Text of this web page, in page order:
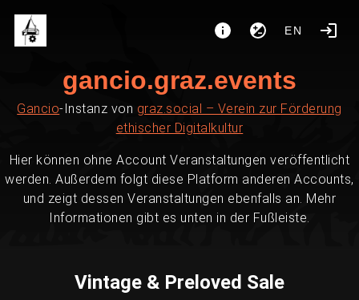
EN
gancio.graz.events
Gancio-Instanz von graz.social – Verein zur Förderung
ethischer Digitalkultur
Hier können ohne Account Veranstaltungen veröffentlicht
werden. Außerdem folgt diese Platform anderen Accounts,
und zeigt dessen Veranstaltungen ebenfalls an. Mehr
Informationen gibt es unten in der Fußleiste.
Vintage & Preloved Sale